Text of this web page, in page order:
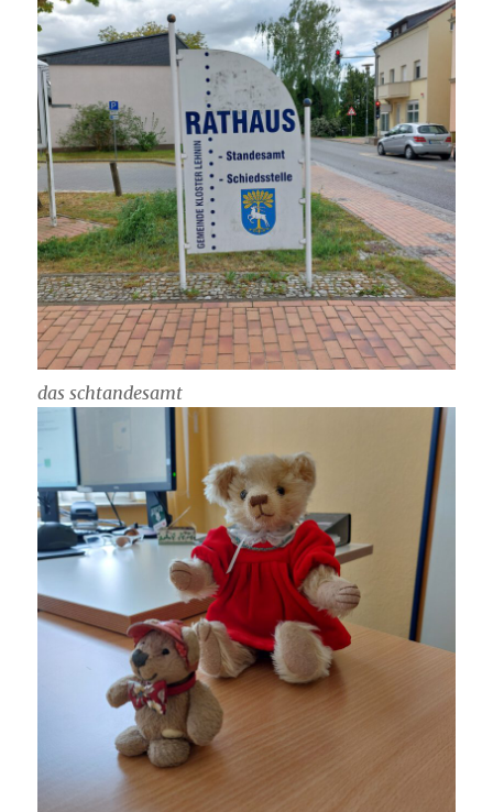
das schtandesamt